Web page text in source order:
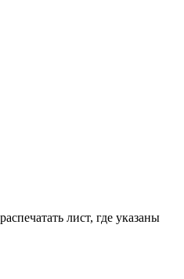
лист, где указаны